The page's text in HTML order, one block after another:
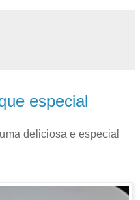
especial
deliciosa e especial